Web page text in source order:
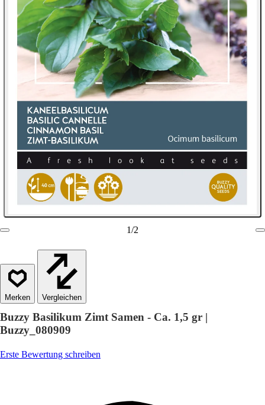
1/2
Vergleichen
Buzzy Basilikum Zimt Samen - Ca. 1,5 gr |
Buzzy_080909
Erste Bewertung schreiben